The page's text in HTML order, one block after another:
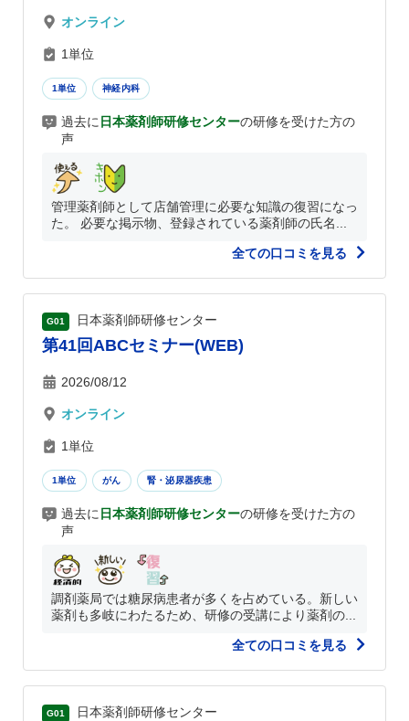
オンライン
1単位
1単位 神経内科
過去に 日本薬剤師研修センターの研修を受けた方の
声
管理薬剤師として店舗管理に必要な知識の復習になっ
た。 必要な掲示物、登録されている薬剤師の氏名...
全ての口コミを見る
G01 日本薬剤師研修センター
第41回ABCセミナー(WEB)
2026/08/12
オンライン
1単位
1単位 がん 腎・泌尿器疾患
過去に 日本薬剤師研修センターの研修を受けた方の
声
調剤薬局では糖尿病患者が多くを占めている。新しい
薬剤も多岐にわたるため、研修の受講により薬剤の...
全ての口コミを見る
G01 日本薬剤師研修センター